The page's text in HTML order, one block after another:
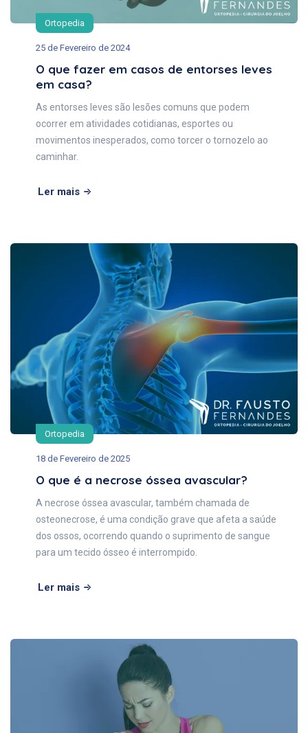
Ortopedia
25 de Fevereiro de 2024
O que fazer em casos de entorses leves
em casa?
As entorses leves são lesões comuns que podem
ocorrer em atividades cotidianas, esportes ou
movimentos inesperados, como torcer o tornozelo ao
caminhar.
Ler mais
Ortopedia
18 de Fevereiro de 2025
O que é a necrose óssea avascular?
A necrose óssea avascular, também chamada de
osteonecrose, é uma condição grave que afeta a saúde
dos ossos, ocorrendo quando o suprimento de sangue
para um tecido ósseo é interrompido.
Ler mais